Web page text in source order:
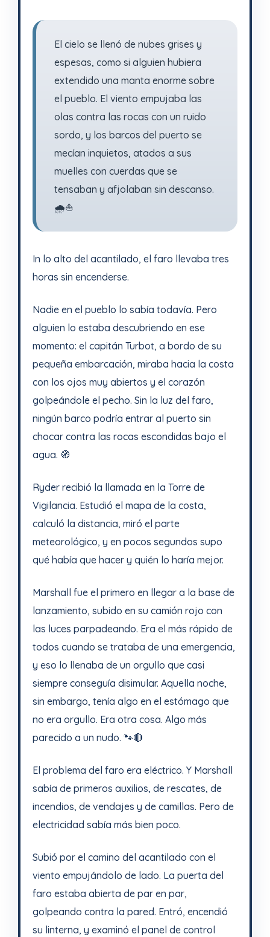
El cielo se llenó de nubes grises y
espesas, como si alguien hubiera
extendido una manta enorme sobre
el pueblo. El viento empujaba las
olas contra las rocas con un ruido
sordo, y los barcos del puerto se
mecían inquietos, atados a sus
muelles con cuerdas que se
tensaban y afjolaban sin descanso.
🌧️⛵
In lo alto del acantilado, el faro llevaba tres
horas sin encenderse.
Nadie en el pueblo lo sabía todavía. Pero
alguien lo estaba descubriendo en ese
momento: el capitán Turbot, a bordo de su
pequeña embarcación, miraba hacia la costa
con los ojos muy abiertos y el corazón
golpeándole el pecho. Sin la luz del faro,
ningún barco podría entrar al puerto sin
chocar contra las rocas escondidas bajo el
agua. 🧭
Ryder recibió la llamada en la Torre de
Vigilancia. Estudió el mapa de la costa,
calculó la distancia, miró el parte
meteorológico, y en pocos segundos supo
qué había que hacer y quién lo haría mejor.
Marshall fue el primero en llegar a la base de
lanzamiento, subido en su camión rojo con
las luces parpadeando. Era el más rápido de
todos cuando se trataba de una emergencia,
y eso lo llenaba de un orgullo que casi
siempre conseguía disimular. Aquella noche,
sin embargo, tenía algo en el estómago que
no era orgullo. Era otra cosa. Algo más
parecido a un nudo. 🐾🔴
El problema del faro era eléctrico. Y Marshall
sabía de primeros auxilios, de rescates, de
incendios, de vendajes y de camillas. Pero de
electricidad sabía más bien poco.
Subió por el camino del acantilado con el
viento empujándolo de lado. La puerta del
faro estaba abierta de par en par,
golpeando contra la pared. Entró, encendió
su linterna, y examinó el panel de control